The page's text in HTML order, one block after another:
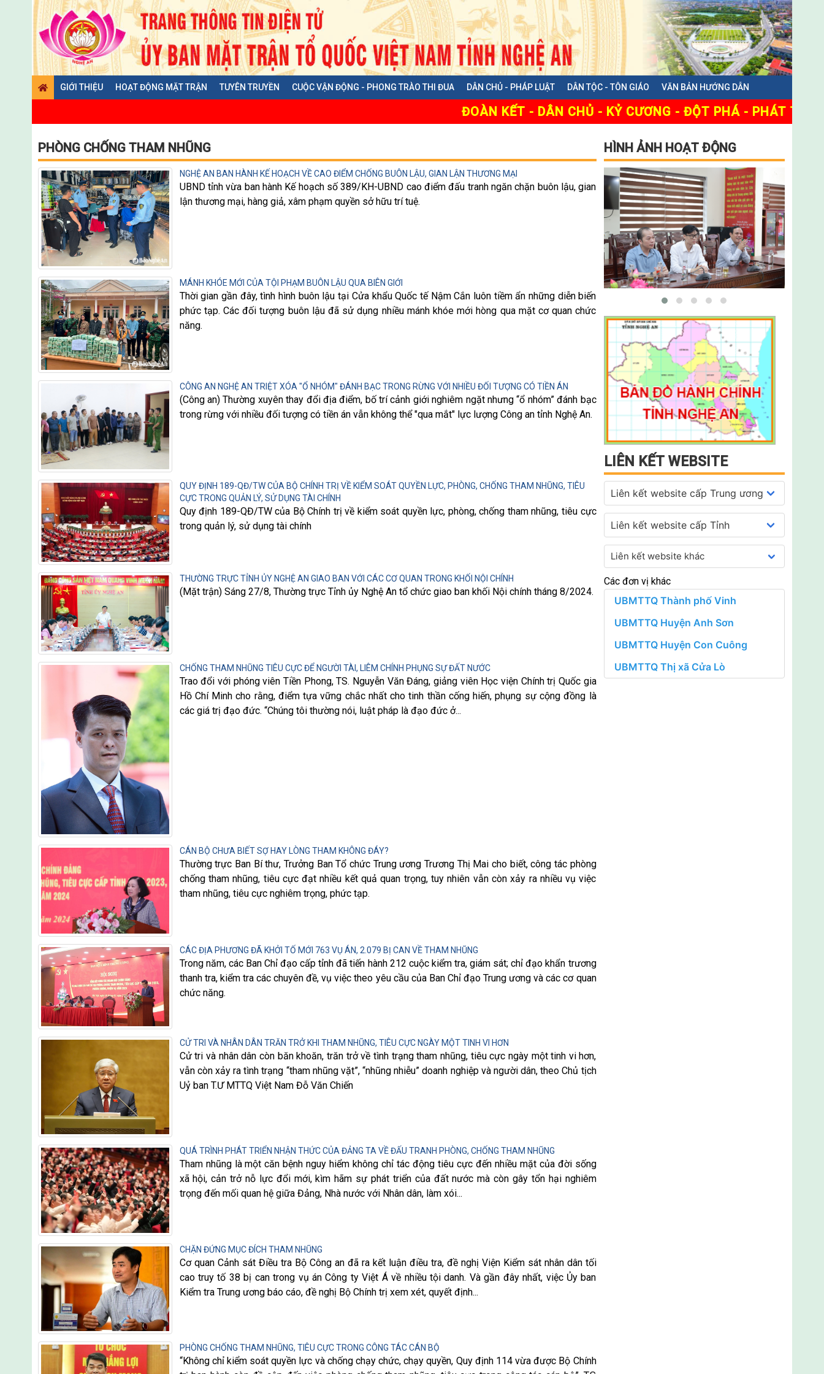
GIỚI THIỆU HOẠT ĐỘNG MẶT TRẬN TUYÊN TRUYỀN CUỘC VẬN ĐỘNG - PHONG TRÀO THI ĐUA DÂN CHỦ - PHÁP LUẬT DÂN TỘC - TÔN GIÁO VĂN BẢN HƯỚNG DẪN
ĐOÀN KẾT - DÂN CHỦ - KỶ CƯƠNG - ĐỘT PHÁ - PHÁT TRIỂN
PHÒNG CHỐNG THAM NHŨNG
NGHỆ AN BAN HÀNH KẾ HOẠCH VỀ CAO ĐIỂM CHỐNG BUÔN LẬU, GIAN LẬN THƯƠNG MẠI
UBND tỉnh vừa ban hành Kế hoạch số 389/KH-UBND cao điểm đấu tranh ngăn chặn buôn lậu, gian
lận thương mại, hàng giả, xâm phạm quyền sở hữu trí tuệ.
MÁNH KHÓE MỚI CỦA TỘI PHẠM BUÔN LẬU QUA BIÊN GIỚI
Thời gian gần đây, tình hình buôn lậu tại Cửa khẩu Quốc tế Nậm Cắn luôn tiềm ẩn những diễn biến
phức tạp. Các đối tượng buôn lậu đã sử dụng nhiều mánh khóe mới hòng qua mặt cơ quan chức
năng.
CÔNG AN NGHỆ AN TRIỆT XÓA "Ổ NHÓM" ĐÁNH BẠC TRONG RỪNG VỚI NHIỀU ĐỐI TƯỢNG CÓ TIỀN ÁN
(Công an) Thường xuyên thay đổi địa điểm, bố trí cảnh giới nghiêm ngặt nhưng “ổ nhóm” đánh bạc
trong rừng với nhiều đối tượng có tiền án vẫn không thể "qua mắt" lực lượng Công an tỉnh Nghệ An.
QUY ĐỊNH 189-QĐ/TW CỦA BỘ CHÍNH TRỊ VỀ KIỂM SOÁT QUYỀN LỰC, PHÒNG, CHỐNG THAM NHŨNG, TIÊU
CỰC TRONG QUẢN LÝ, SỬ DỤNG TÀI CHÍNH
Quy định 189-QĐ/TW của Bộ Chính trị về kiểm soát quyền lực, phòng, chống tham nhũng, tiêu cực
trong quản lý, sử dụng tài chính
THƯỜNG TRỰC TỈNH ỦY NGHỆ AN GIAO BAN VỚI CÁC CƠ QUAN TRONG KHỐI NỘI CHÍNH
(Mặt trận) Sáng 27/8, Thường trực Tỉnh ủy Nghệ An tổ chức giao ban khối Nội chính tháng 8/2024.
CHỐNG THAM NHŨNG TIÊU CỰC ĐỂ NGƯỜI TÀI, LIÊM CHÍNH PHỤNG SỰ ĐẤT NƯỚC
Trao đổi với phóng viên Tiền Phong, TS. Nguyễn Văn Đáng, giảng viên Học viện Chính trị Quốc gia
Hồ Chí Minh cho rằng, điểm tựa vững chắc nhất cho tinh thần cống hiến, phụng sự cộng đồng là
các giá trị đạo đức. “Chúng tôi thường nói, luật pháp là đạo đức ở...
CÁN BỘ CHƯA BIẾT SỢ HAY LÒNG THAM KHÔNG ĐÁY?
Thường trực Ban Bí thư, Trưởng Ban Tổ chức Trung ương Trương Thị Mai cho biết, công tác phòng
chống tham nhũng, tiêu cực đạt nhiều kết quả quan trọng, tuy nhiên vẫn còn xảy ra nhiều vụ việc
tham nhũng, tiêu cực nghiêm trọng, phức tạp.
CÁC ĐỊA PHƯƠNG ĐÃ KHỞI TỐ MỚI 763 VỤ ÁN, 2.079 BỊ CAN VỀ THAM NHŨNG
Trong năm, các Ban Chỉ đạo cấp tỉnh đã tiến hành 212 cuộc kiểm tra, giám sát; chỉ đạo khẩn trương
thanh tra, kiểm tra các chuyên đề, vụ việc theo yêu cầu của Ban Chỉ đạo Trung ương và các cơ quan
chức năng.
CỬ TRI VÀ NHÂN DÂN TRĂN TRỞ KHI THAM NHŨNG, TIÊU CỰC NGÀY MỘT TINH VI HƠN
Cử tri và nhân dân còn băn khoăn, trăn trở về tình trạng tham nhũng, tiêu cực ngày một tinh vi hơn,
vẫn còn xảy ra tình trạng “tham nhũng vặt”, “nhũng nhiễu” doanh nghiệp và người dân, theo Chủ tịch
Uỷ ban T.Ư MTTQ Việt Nam Đỗ Văn Chiến
QUÁ TRÌNH PHÁT TRIỂN NHẬN THỨC CỦA ĐẢNG TA VỀ ĐẤU TRANH PHÒNG, CHỐNG THAM NHŨNG
Tham nhũng là một căn bệnh nguy hiểm không chỉ tác động tiêu cực đến nhiều mặt của đời sống
xã hội, cản trở nỗ lực đổi mới, kìm hãm sự phát triển của đất nước mà còn gây tổn hại nghiêm
trọng đến mối quan hệ giữa Đảng, Nhà nước với Nhân dân, làm xói...
CHẶN ĐỨNG MỤC ĐÍCH THAM NHŨNG
Cơ quan Cảnh sát Điều tra Bộ Công an đã ra kết luận điều tra, đề nghị Viện Kiểm sát nhân dân tối
cao truy tố 38 bị can trong vụ án Công ty Việt Á về nhiều tội danh. Và gần đây nhất, việc Ủy ban
Kiểm tra Trung ương báo cáo, đề nghị Bộ Chính trị xem xét, quyết định...
PHÒNG CHỐNG THAM NHŨNG, TIÊU CỰC TRONG CÔNG TÁC CÁN BỘ
“Không chỉ kiểm soát quyền lực và chống chạy chức, chạy quyền, Quy định 114 vừa được Bộ Chính
HÌNH ẢNH HOẠT ĐỘNG
LIÊN KẾT WEBSITE
Các đơn vị khác